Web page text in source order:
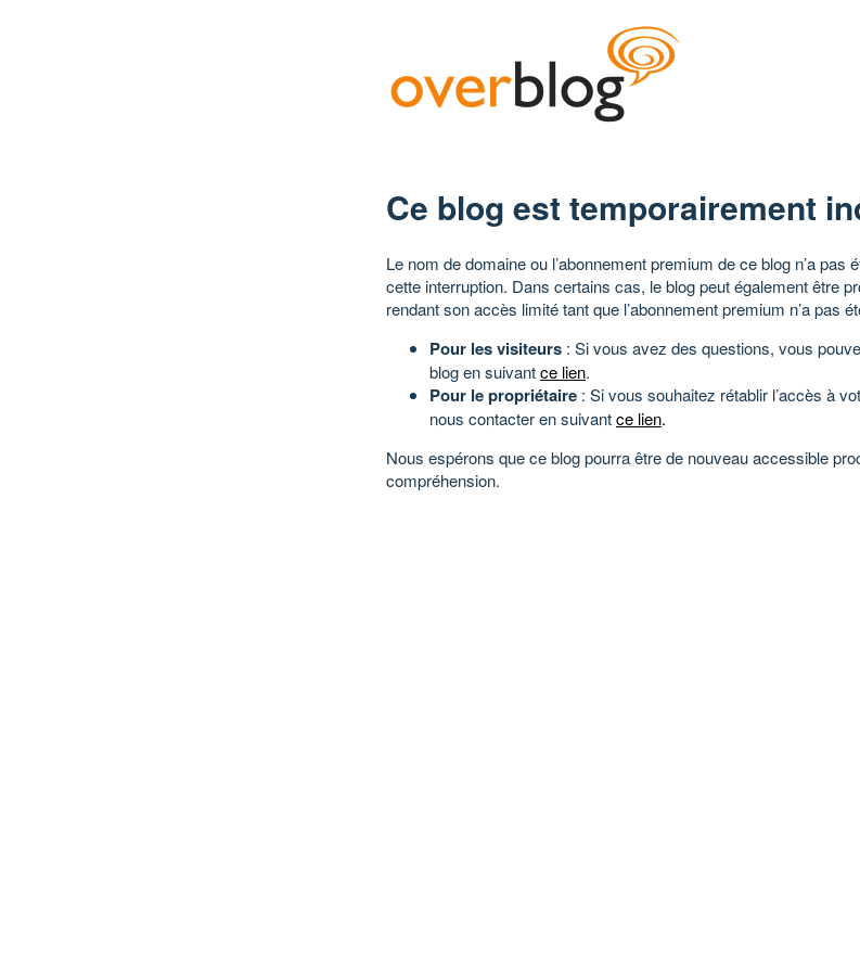
Ce blog est temporairement
Le nom de domaine ou l’abonnement premium de ce blog n’a pas
cette interruption. Dans certains cas, le blog peut également être
rendant son accès limité tant que l’abonnement premium n’a pas
Pour les visiteurs : Si vous avez des questions, vous
blog en suivantce lien.
Pour le propriétaire : Si vous souhaitez rétablir l’accès à
nous contacter en suivantce lien.
Nous espérons que ce blog pourra être de nouveau accessible
compréhension.